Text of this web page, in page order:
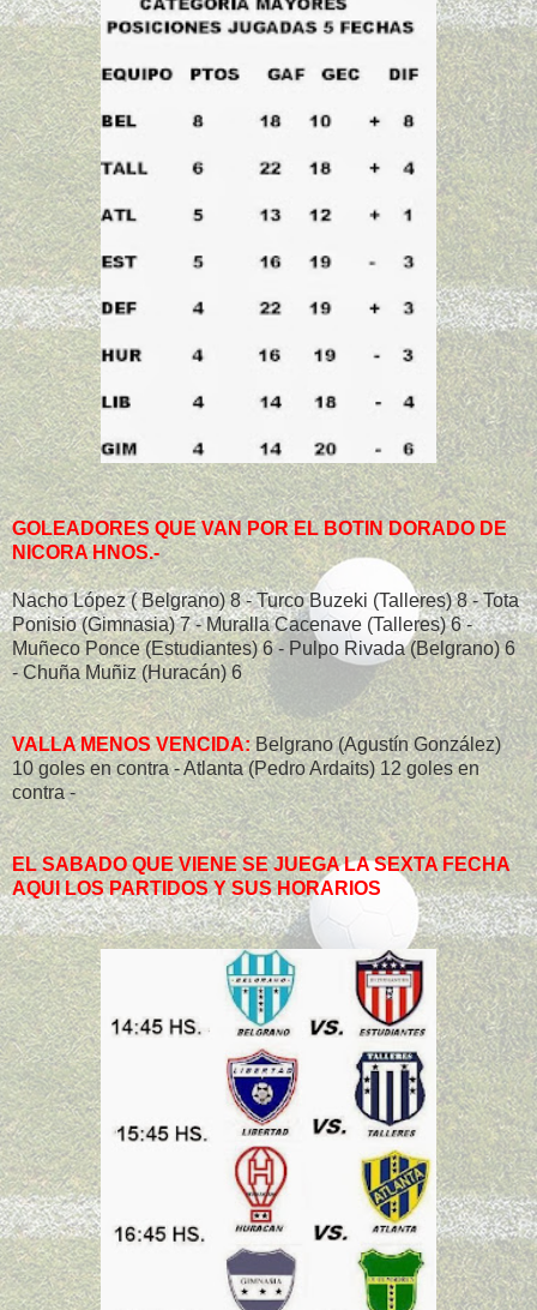
GOLEADORES QUE VAN POR EL BOTIN DORADO DE
NICORA HNOS.-
Nacho López ( Belgrano) 8 - Turco Buzeki (Talleres) 8 - Tota
Ponisio (Gimnasia) 7 - Muralla Cacenave (Talleres) 6 -
Muñeco Ponce (Estudiantes) 6 - Pulpo Rivada (Belgrano) 6
- Chuña Muñiz (Huracán) 6
VALLA MENOS VENCIDA:Belgrano (Agustín González)
10 goles en contra - Atlanta (Pedro Ardaits) 12 goles en
contra -
EL SABADO QUE VIENE SE JUEGA LA SEXTA FECHA
AQUI LOS PARTIDOS Y SUS HORARIOS